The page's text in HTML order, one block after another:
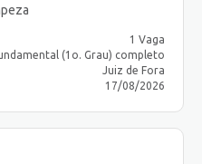
1 Vaga
(1o. Grau) completo
Juiz de Fora
17/08/2026